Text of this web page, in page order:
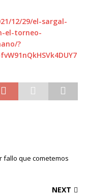
12/29/el-sargal-
el-torneo-
?
fallo que cometemos
NEXT